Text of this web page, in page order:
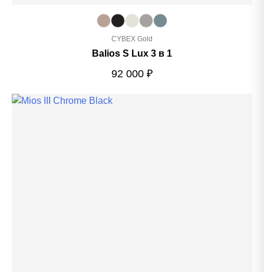
CYBEX Gold
Balios S Lux 3 в 1
92 000 ₽